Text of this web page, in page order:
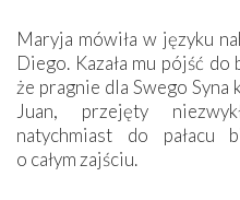
Maryja mówiła w języku
Diego. Kazała mu pójść
że pragnie dla Swego Syna
Juan, przejęty
natychmiast do pałacu
o całym zajściu.